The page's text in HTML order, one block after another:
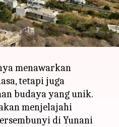
alamnya
desa-desa tebing
pemandangan
menawarkan
tetapi juga
budaya yang unik.
menjelajahi
di Yunani